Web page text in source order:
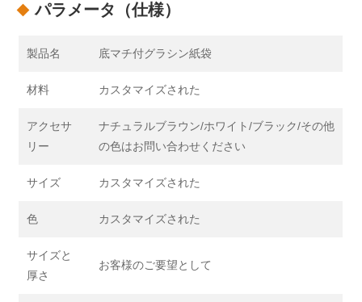
パラメータ（仕様）
製品名 底マチ付グラシン紙袋
材料 カスタマイズされた
アクセサ
リー
ナチュラルブラウン/ホワイト/ブラック/その他
の色はお問い合わせください
サイズ カスタマイズされた
色 カスタマイズされた
サイズと
厚さ
お客様のご要望として